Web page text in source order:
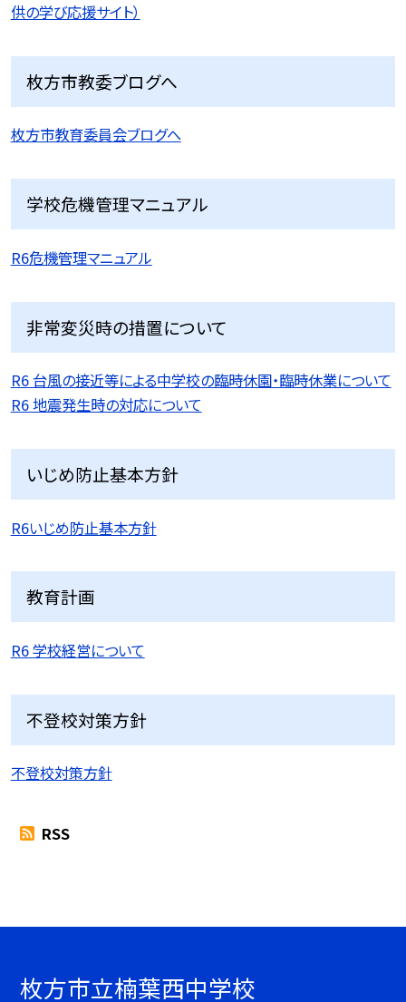
供の学び応援サイト）
枚方市教委ブログへ
枚方市教育委員会ブログへ
学校危機管理マニュアル
R6危機管理マニュアル
非常変災時の措置について
R6 台風の接近等による中学校の臨時休園・臨時休業について
R6 地震発生時の対応について
いじめ防止基本方針
R6いじめ防止基本方針
教育計画
R6 学校経営について
不登校対策方針
不登校対策方針
RSS
枚方市立楠葉西中学校